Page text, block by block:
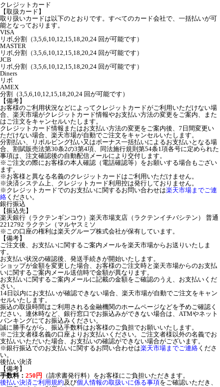
クレジットカード
【取扱カード】
取り扱いカードは以下のとおりです。すべてのカード会社で、一括払いが可
能となっております。
VISA
リボ,分割（3,5,6,10,12,15,18,20,24 回が可能です）
MASTER
リボ,分割（3,5,6,10,12,15,18,20,24 回が可能です）
JCB
リボ,分割（3,5,6,10,12,15,18,20,24 回が可能です）
Diners
リボ
AMEX
分割（3,5,6,10,12,15,18,20,24 回が可能です）
【備考】
お客様のご利用状況などによってクレジットカードがご利用いただけない場
合、楽天市場がクレジットカード情報やお支払い方法の変更をご案内、また
はご注文をキャンセルいたします。
クレジットカード情報またはお支払い方法の変更をご案内後、7日間変更い
ただけない場合、楽天市場が自動でご注文をキャンセルいたします。
分割払い、リボルビング払い又はボーナス一括払いによるお支払いとなる場
合、割賦販売法第30条2の3第4項、同法施行規則第54条1項各号に定められた
事項は、注文確認後の自動配信メールにより交付します。
※ご注文の際にお客様の本人確認（電話確認等）をお願いする場合もござい
ます。
※お客様と異なる名義のクレジットカードはご利用いただけません。
※決済システム上、クレジットカード利用控は発行しておりません。
※クレジットカードでのお支払いに関するお問い合わせは楽天市場までご連
絡 ください。
銀行振込
【振込先】
楽天銀行（ラクテンギンコウ）楽天市場支店（ラクテンイチバシテン） 普通
2212792 ラクテン（マルヤスミソ
※この口座の権利は楽天グループ株式会社が保有しています。
【備考】
ご注文後、お支払いに関するご案内メールを楽天市場からお送りいたしま
す。
お支払い状況の確認後、発送手続きが開始いたします。
ショップが金額を変更した場合、お客様のご注文時と楽天市場からのお支払
いに関するご案内メール送信時で金額が異なります。
お支払いに関するご案内メールに記載の金額をご確認のうえ、お支払いくだ
さい。
14日以内にお支払いが確認できない場合、楽天市場が自動でご注文をキャン
セルいたします。
振込の取扱時間はご利用される金融機関のホームページなどを予めご確認く
ださい。連休時など、銀行窓口でお振込みができない場合は、ATMやネット
バンキングにてお振込みください。
誠に勝手ながら、振込手数料はお客様のご負担でお願いいたします。
※ご注文者様名義の口座よりお支払いください。ご注文者様以外の名義でお
支払いいただいた場合、お支払いの確認ができない場合がございます。
※銀行振込でのお支払いに関するお問い合わせは楽天市場までご連絡 くださ
い。
後払い決済
【備考】
手数料： 250円
（請求書発行料）をお客様にご負担いただきます。
後払い決済ご利用規約及び個人情報の取扱いに係る事項をご確認いただき、